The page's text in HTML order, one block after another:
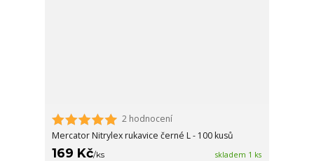
2 hodnocení
Mercator Nitrylex rukavice černé L - 100 kusů
169 Kč/ks skladem 1 ks